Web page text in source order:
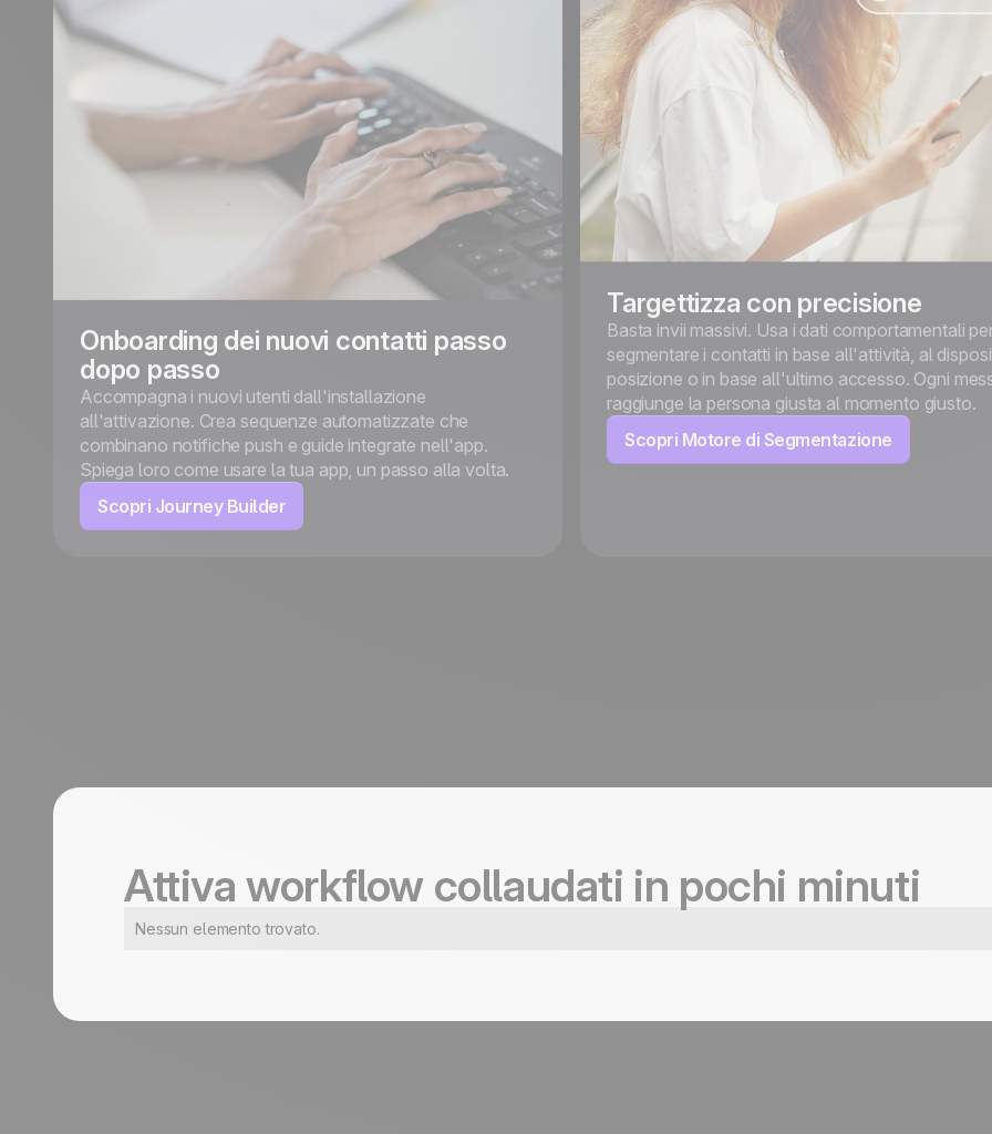
Onboarding dei nuovi contatti passo
dopo passo
Accompagna i nuovi utenti dall'installazione
all'attivazione. Crea sequenze automatizzate che
combinano notifiche push e guide integrate nell'app.
Spiega loro come usare la tua app, un passo alla volta.
Scopri Journey Builder
Targettizza con precisione
Basta invii massivi. Usa i dati comportamentali
segmentare i contatti in base all'attività, al
posizione o in base all'ultimo accesso. Ogni
raggiunge la persona giusta al momento giusto.
Scopri Motore di Segmentazione
Attiva workflow collaudati in pochi minuti
Nessun elemento trovato.